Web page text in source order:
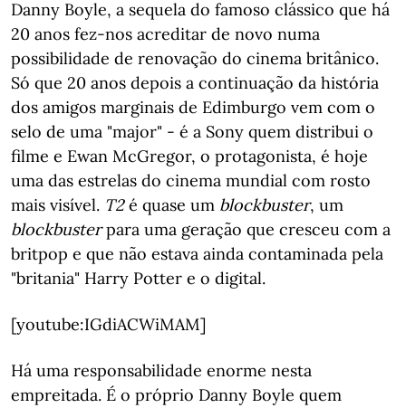
Danny Boyle, a sequela do famoso clássico que há
20 anos fez-nos acreditar de novo numa
possibilidade de renovação do cinema britânico.
Só que 20 anos depois a continuação da história
dos amigos marginais de Edimburgo vem com o
selo de uma "major" - é a Sony quem distribui o
filme e Ewan McGregor, o protagonista, é hoje
uma das estrelas do cinema mundial com rosto
mais visível. T2é quase um blockbuster, um
blockbusterpara uma geração que cresceu com a
britpop e que não estava ainda contaminada pela
"britania" Harry Potter e o digital.
[youtube:IGdiACWiMAM]
Há uma responsabilidade enorme nesta
empreitada. É o próprio Danny Boyle quem